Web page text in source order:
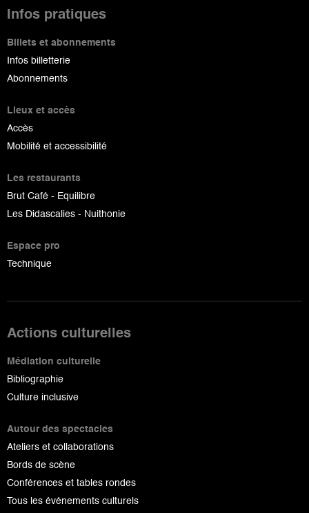
Infos pratiques
Billets et abonnements
Infos billetterie
Abonnements
Lieux et accès
Accès
Mobilité et accessibilité
Les restaurants
Brut Café - Equilibre
Les Didascalies - Nuithonie
Espace pro
Technique
Actions culturelles
Médiation culturelle
Bibliographie
Culture inclusive
Autour des spectacles
Ateliers et collaborations
Bords de scène
Conférences et tables rondes
Tous les événements culturels